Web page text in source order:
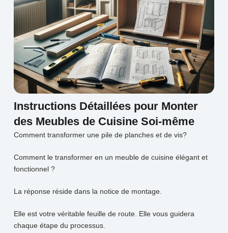
Instructions Détaillées pour Monter
des Meubles de Cuisine Soi-même
Comment transformer une pile de planches et de vis?
Comment le transformer en un meuble de cuisine élégant et
fonctionnel ?
La réponse réside dans la notice de montage.
Elle est votre véritable feuille de route. Elle vous guidera
chaque étape du processus.